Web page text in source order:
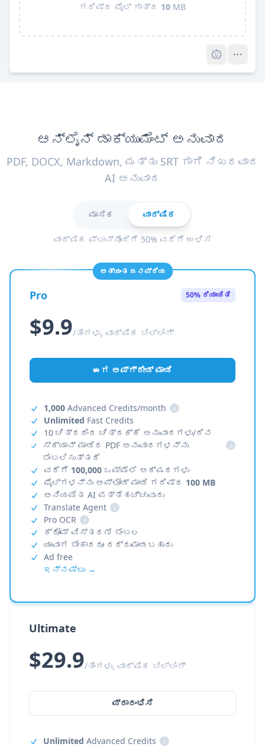
ಗರಿಷ್ಠ ಫೈಲ್ ಗಾತ್ರ 10 MB
ಆನ್ಲೈನ್ ಡಾಕ್ಯುಮೆಂಟ್ ಅನುವಾದ
PDF, DOCX, Markdown, ಮತ್ತು SRT ಗಾಗಿ ನಿಖರವಾದ
AI ಅನುವಾದ
ಮಾಸಿಕ ವಾರ್ಷಿಕ
ವಾರ್ಷಿಕ ಪ್ಲಾನ್‌ನೊಂದಿಗೆ 50% ವರೆಗೆ ಉಳಿಸಿ
ಅತ್ಯಂತ ಜನಪ್ರಿಯ
Pro 50% ರಿಯಾಯಿತಿ
$9.9/ತಿಂಗಳು, ವಾರ್ಷಿಕ ಬಿಲ್ಲಿಂಗ್
ಈಗ ಅಪ್‌ಗ್ರೇಡ್ ಮಾಡಿ
1,000 Advanced Credits/month
i
Unlimited Fast Credits
10 ಚಿತ್ರದಿಂದ ಚಿತ್ರಕ್ಕೆ ಅನುವಾದಗಳು/ದಿನ
ಸ್ಕ್ಯಾನ್ ಮಾಡಿದ PDF ಅನುವಾದಗಳನ್ನು
ಬೆಂಬಲಿಸುತ್ತದೆ
i
ವರೆಗೆ 100,000 ಒಮ್ಮೆಲೆ ಅಕ್ಷರಗಳು
ಫೈಲ್‌ಗಳನ್ನು ಅಪ್‌ಲೋಡ್ ಮಾಡಿ ಗರಿಷ್ಠ 100 MB
ಅನಿಯಮಿತ AI ಪತ್ತೆಹಚ್ಚುವುದು
Translate Agent
i
Pro OCR
i
ಕ್ರೋಮ್ ವಿಸ್ತರಣೆ ಬೆಂಬಲ
ಯಾವಾಗ ಬೇಕಾದರೂ ರದ್ದುಮಾಡಬಹುದು
Ad free
ಇನ್ನಷ್ಟು →
Ultimate
$29.9/ತಿಂಗಳು, ವಾರ್ಷಿಕ ಬಿಲ್ಲಿಂಗ್
ಪ್ರಾರಂಭಿಸಿ
Unlimited Advanced Credits
i